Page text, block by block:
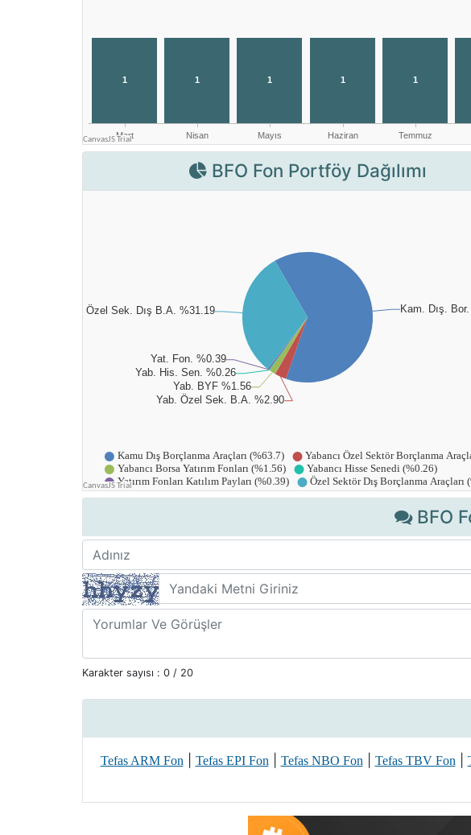
BFO Fon Portföy Dağılımı
BFO
Karakter sayısı : 0 / 20
Tefas ARM Fon| Tefas EPI Fon| Tefas NBO Fon| Tefas TBV Fon|